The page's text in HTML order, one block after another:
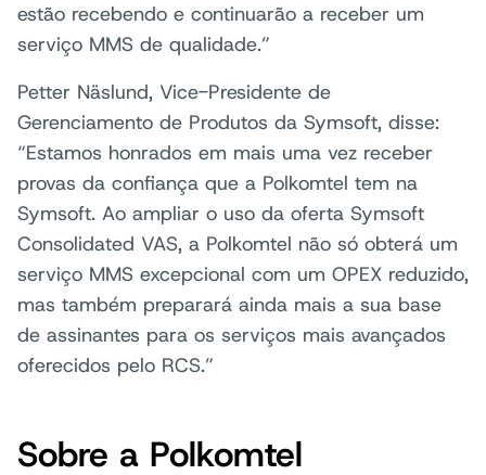
estão recebendo e continuarão a receber um
serviço MMS de qualidade.”
Petter Näslund, Vice-Presidente de
Gerenciamento de Produtos da Symsoft, disse:
“Estamos honrados em mais uma vez receber
provas da confiança que a Polkomtel tem na
Symsoft. Ao ampliar o uso da oferta Symsoft
Consolidated VAS, a Polkomtel não só obterá um
serviço MMS excepcional com um OPEX reduzido,
mas também preparará ainda mais a sua base
de assinantes para os serviços mais avançados
oferecidos pelo RCS.”
Sobre a Polkomtel